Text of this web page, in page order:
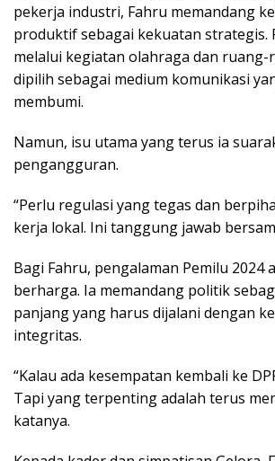
pekerja industri, Fahru memandang
produktif sebagai kekuatan strategis.
melalui kegiatan olahraga dan
dipilih sebagai medium komunikasi
membumi.
Namun, isu utama yang terus ia
pengangguran.
“Perlu regulasi yang tegas dan
kerja lokal. Ini tanggung jawab
Bagi Fahru, pengalaman Pemilu 2024
berharga. Ia memandang politik
panjang yang harus dijalani dengan
integritas.
“Kalau ada kesempatan kembali ke
Tapi yang terpenting adalah terus
katanya.